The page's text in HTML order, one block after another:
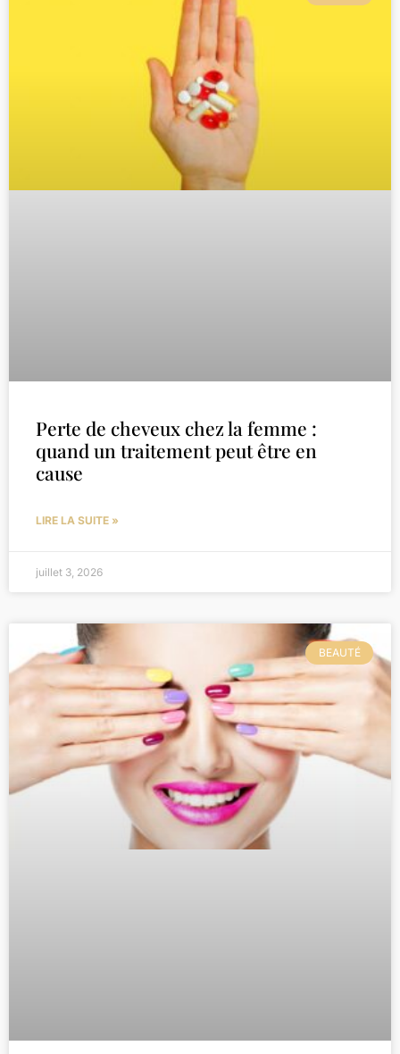
Perte de cheveux chez la femme :
quand un traitement peut être en
cause
LIRE LA SUITE »
juillet 3, 2026
BEAUTÉ